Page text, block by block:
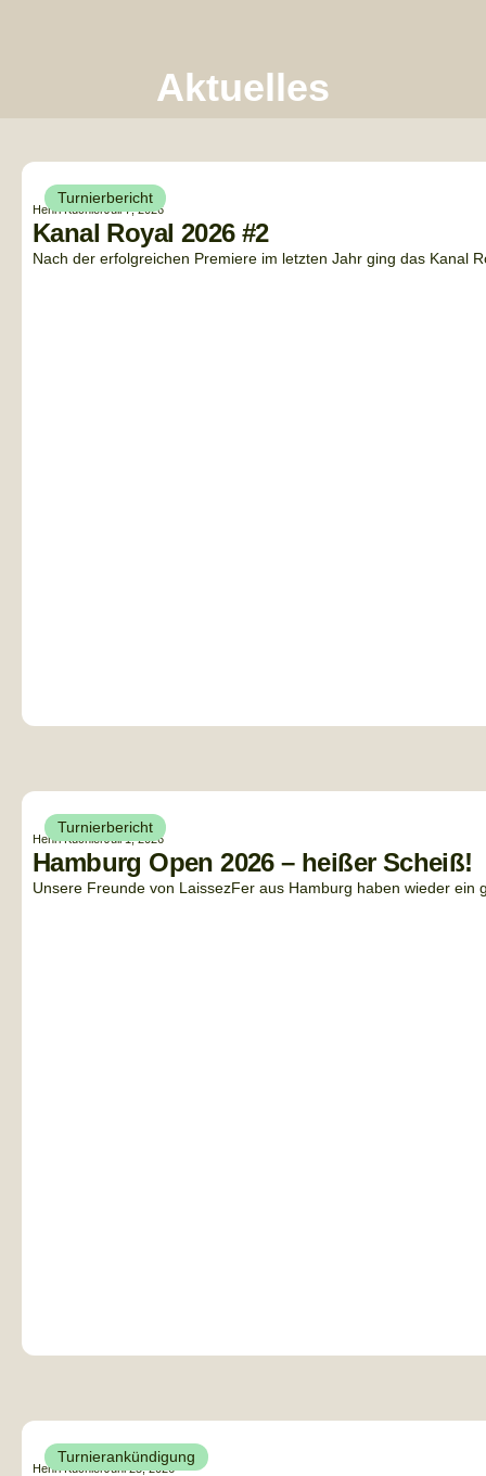
Aktuelles
Turnierbericht
Henri KüchlerJuli 7, 2026
Kanal Royal 2026 #2
Nach der erfolgreichen Premiere im letzten Jahr ging das Kanal
Turnierbericht
Henri KüchlerJuli 1, 2026
Hamburg Open 2026 – heißer Scheiß!
Unsere Freunde von LaissezFer aus Hamburg haben wieder
Turnierankündigung
Henri KüchlerJuni 25, 2026